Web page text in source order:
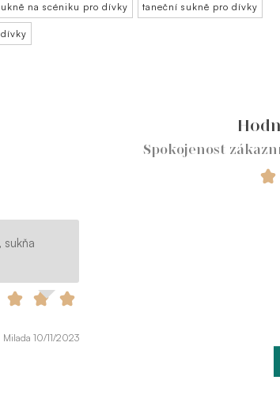
na scéniku pro dívky taneční sukně pro dívky
Spokojenost
sukňa
Milada 10/11/2023